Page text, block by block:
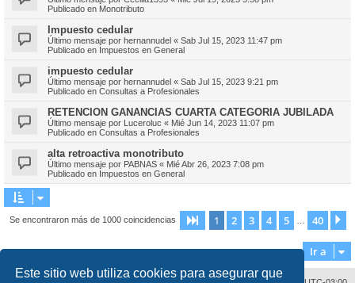
Este sitio web utiliza cookies para asegurar que
Publicado en Monotributo
Impuesto cedular
Último mensaje por hernannudel « Sab Jul 15, 2023 11:47 pm
Publicado en Impuestos en General
impuesto cedular
Último mensaje por hernannudel « Sab Jul 15, 2023 9:21 pm
Publicado en Consultas a Profesionales
RETENCION GANANCIAS CUARTA CATEGORIA JUBILADA
Último mensaje por Luceroluc « Mié Jun 14, 2023 11:07 pm
Publicado en Consultas a Profesionales
alta retroactiva monotributo
Último mensaje por PABNAS « Mié Abr 26, 2023 7:08 pm
Publicado en Impuestos en General
Se encontraron más de 1000 coincidencias Página de 40
1 2 3 4 5 40
Ir a